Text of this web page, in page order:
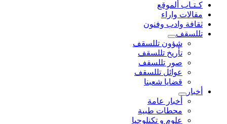
كـتـاب ألموقع
مقالات واراء
ثقافة وادب وفنون
تللسقف
شؤون تللسقف
تأريخ تللسقف
صور تللسقف
عوائل تللسقف
قضايا شعبنا
أخبار
أخبار عامة
محطات طبية
علوم و تکنلوجیا